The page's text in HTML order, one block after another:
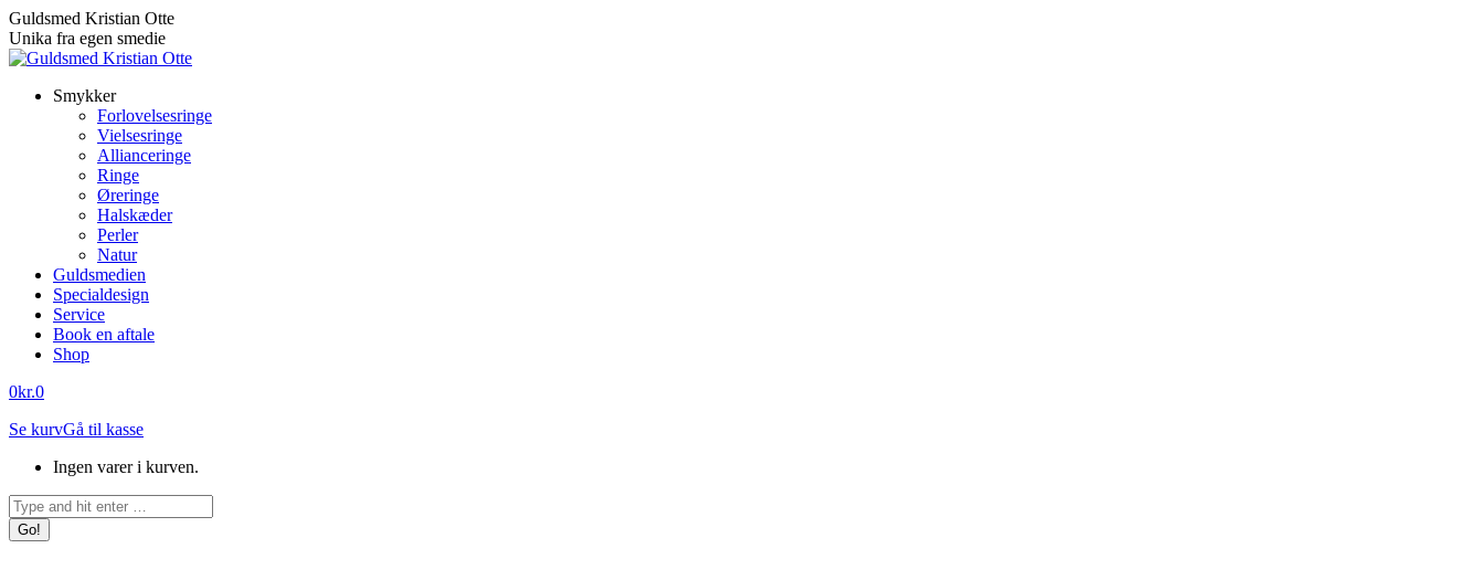
Skip
to
content
Guldsmed Kristian Otte
Unika fra egen smedie
Smykker
Forlovelsesringe
Vielsesringe
Allianceringe
Ringe
Øreringe
Halskæder
Perler
Natur
Guldsmedien
Specialdesign
Service
Book en aftale
Shop
0kr.0
Se kurvGå til kasse
Ingen varer i kurven.
Search: